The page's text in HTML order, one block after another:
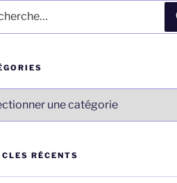
RÉCENTS